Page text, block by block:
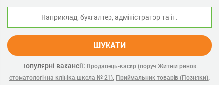
ШУКАТИ
Популярні вакансії: Продавець-касир (поруч Житній ринок,
стоматологічна клініка,школа № 21), Приймальник товарів (Позняки),